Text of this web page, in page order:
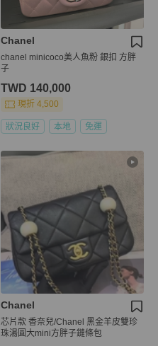
Chanel
chanel minicoco美人魚粉 銀扣 方胖
子
TWD 140,000
現折 4,500
狀況良好 本地 免運
Chanel
芯片款 香奈兒/Chanel 黑金羊皮雙珍
珠湯圓大mini方胖子鏈條包